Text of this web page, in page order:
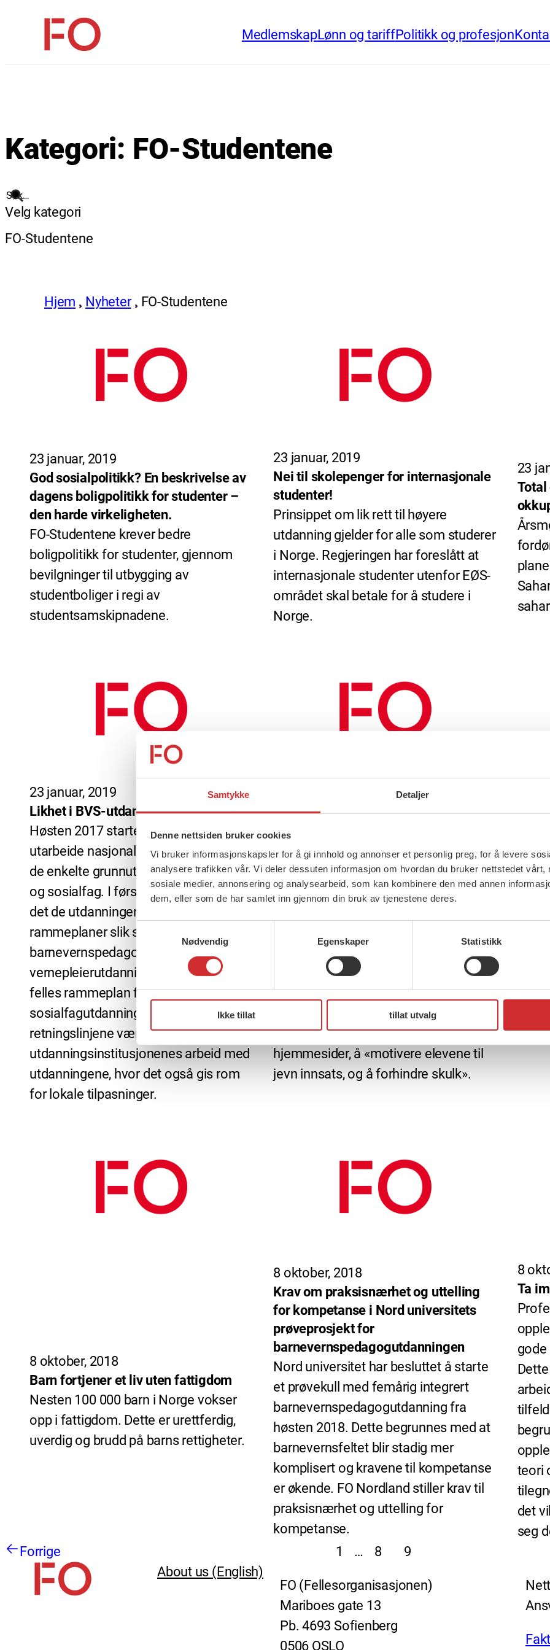
Samtykke Detaljer
Denne nettsiden bruker cookies
Vi bruker informasjonskapsler for å gi innhold og annonser et personlig preg, for å levere
analysere trafikken vår. Vi deler dessuten informasjon om hvordan du bruker nettstedet vårt,
sosiale medier, annonsering og analysearbeid, som kan kombinere den med annen
dem, eller som de har samlet inn gjennom din bruk av tjenestene deres.
Samtykkevalg
Nødvendig
Egenskaper Statistikk
Ikke tillat tillat utvalg
innholdFO
MedlemskapLønn og tariffPolitikk og profesjon
Kategori: FO-Studentene
Søk
Velg kategori
FO-Studentene
Hjem Nyheter FO-Studentene
23 januar, 2019
God sosialpolitikk? En beskrivelse av
dagens boligpolitikk for studenter –
den harde virkeligheten.
FO-Studentene krever bedre
boligpolitikk for studenter, gjennom
bevilgninger til utbygging av
studentboliger i regi av
studentsamskipnadene.
23 januar, 2019
Nei til skolepenger for internasjonale
studenter!
Prinsippet om lik rett til høyere
utdanning gjelder for alle som studerer
i Norge. Regjeringen har foreslått at
internasjonale studenter utenfor EØS-
området skal betale for å studere i
Norge.
23
Total
23 januar, 2019
Likhet i BVS-utdanningene
Høsten 2017 startet regjeringen med å
utarbeide nasjonale retningslinjer for
de enkelte grunnutdanningene i helse-
og sosialfag. I første omgang gjelder
det de utdanningene som i dag har
rammeplaner slik som
barnevernspedagog-, sosionom- og
vernepleierutdanning. I forskrift om
felles rammeplan for helse- og
sosialfagutdanninger skal disse
retningslinjene være førende for
utdanningsinstitusjonenes arbeid med
utdanningene, hvor det også gis rom
for lokale tilpasninger.
8 oktober, 2018
Nei til fraværsregelen
Regjeringen innførte fra 1. august i år
fraværsregel. Den innebærer en
fraværsgrense på 10%, med tilhørende
verv være godkjent, men ikke
udiagnostiserte psykiske lidelser.
Hensikten med denne regelen er, som
det står på Utdanningsdirektoratets
hjemmesider, å «motivere elevene til
jevn innsats, og å forhindre skulk».
8
FO
8 oktober, 2018
Barn fortjener et liv uten fattigdom
Nesten 100 000 barn i Norge vokser
opp i fattigdom. Dette er urettferdig,
uverdig og brudd på barns rettigheter.
8 oktober, 2018
Krav om praksisnærhet og uttelling
for kompetanse i Nord universitets
prøveprosjekt for
barnevernspedagogutdanningen
Nord universitet har besluttet å starte
et prøvekull med femårig integrert
barnevernspedagogutdanning fra
høsten 2018. Dette begrunnes med at
barnevernsfeltet blir stadig mer
komplisert og kravene til kompetanse
er økende. FO Nordland stiller krav til
praksisnærhet og uttelling for
kompetanse.
8
Ta
gode
teori
det
seg
Forrige
1 … 8
9
About us (English)
FO (Fellesorganisasjonen)
Mariboes gate 13
Pb. 4693 Sofienberg
0506 OSLO